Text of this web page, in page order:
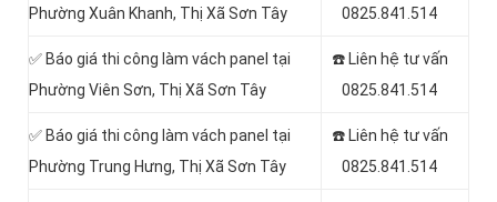
Phường Xuân Khanh, Thị Xã Sơn Tây
0825.841.514
✅ Báo giá thi công làm vách panel tại
Phường Viên Sơn, Thị Xã Sơn Tây
☎️ Liên hệ tư vấn
0825.841.514
✅ Báo giá thi công làm vách panel tại
Phường Trung Hưng, Thị Xã Sơn Tây
☎️ Liên hệ tư vấn
0825.841.514